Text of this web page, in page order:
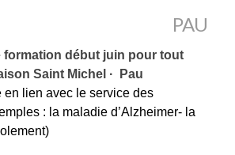
PAU
formation début juin pour tout
Saint Michel · Pau
en lien avec le service des
: la maladie d’Alzheimer- la